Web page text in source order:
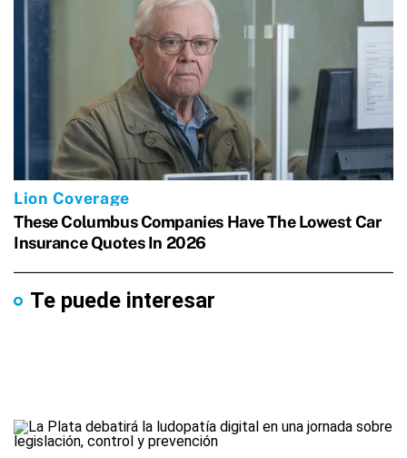
Te puede interesar